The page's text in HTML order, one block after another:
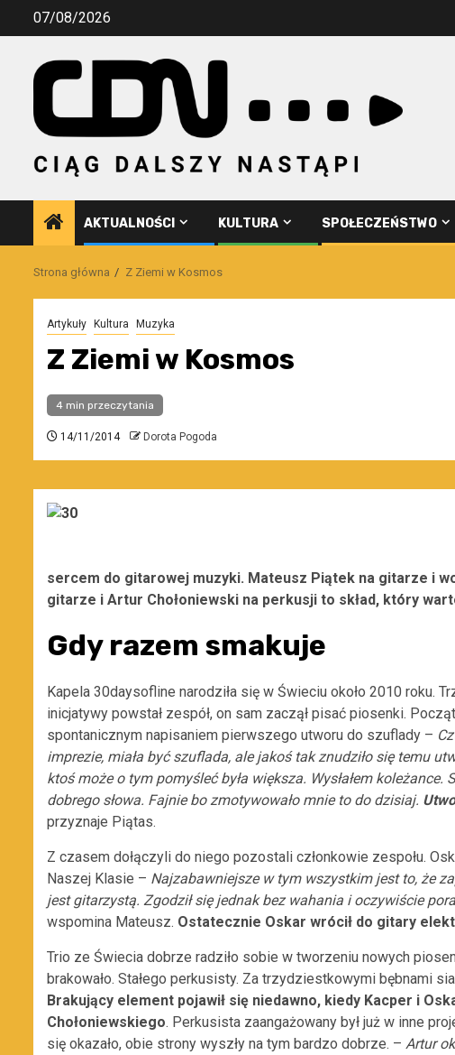
Przejdź07/08/2026
AKTUALNOŚCI KULTURA SPOŁECZEŃSTWO
Strona główna Z Ziemi w Kosmos
Artykuły Kultura Muzyka
Z Ziemi w Kosmos
4 min przeczytania
14/11/2014 Dorota Pogoda
sercem do gitarowej muzyki. Mateusz Piątek na gitarze i
gitarze i Artur Chołoniewski na perkusji to skład, który
Gdy razem smakuje
Kapela 30daysofline narodziła się w Świeciu około 2010 roku.
inicjatywy powstał zespół, on sam zaczął pisać piosenki.
spontanicznym napisaniem pierwszego utworu do szuflady –
imprezie, miała być szuflada, ale jakoś tak znudziło się temu
ktoś może o tym pomyśleć była większa. Wysłałem
dobrego słowa. Fajnie bo zmotywowało mnie to do dzisiaj.
przyznaje Piątas.
Z czasem dołączyli do niego pozostali członkowie zespołu.
Naszej Klasie – Najzabawniejsze w tym wszystkim jest to, że
jest gitarzystą. Zgodził się jednak bez wahania i oczywiście
wspomina Mateusz. Ostatecznie Oskar wrócił do gitary
Trio ze Świecia dobrze radziło sobie w tworzeniu nowych
brakowało. Stałego perkusisty. Za trzydziestkowymi bębnami
Brakujący element pojawił się niedawno, kiedy Kacper i
Chołoniewskiego. Perkusista zaangażowany był już w inne
się okazało, obie strony wyszły na tym bardzo dobrze. – Artur